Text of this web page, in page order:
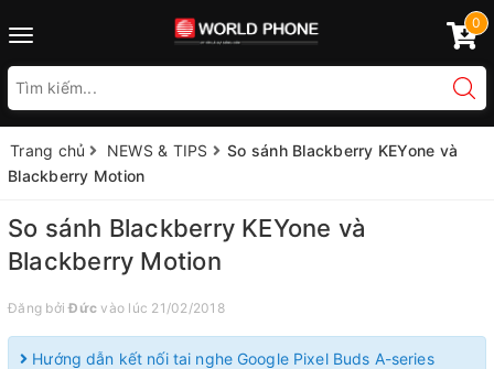
Toggle
0
Trang chủ NEWS & TIPS
So sánh Blackberry KEYone và
Blackberry Motion
So sánh Blackberry KEYone và
Blackberry Motion
Đăng bởiĐức vào lúc 21/02/2018
Hướng dẫn kết nối tai nghe Google Pixel Buds A-series